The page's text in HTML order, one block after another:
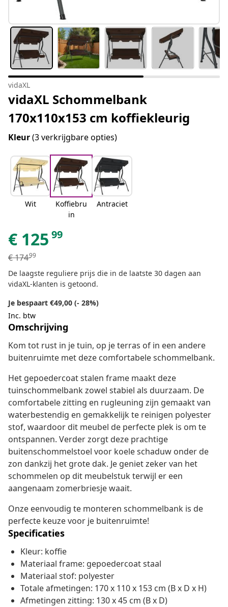
vidaXL
vidaXL Schommelbank
170x110x153 cm koffiekleurig
Kleur(3 verkrijgbare opties)
Wit
Koffiebru
in
Antraciet
€ 125 99
€17499
De laagste reguliere prijs die in de laatste 30 dagen aan
vidaXL-klanten is getoond.
Je bespaart €49,00 (- 28%)
Inc. btw
Omschrijving
Kom tot rust in je tuin, op je terras of in een andere
buitenruimte met deze comfortabele schommelbank.
Het gepoedercoat stalen frame maakt deze
tuinschommelbank zowel stabiel als duurzaam. De
comfortabele zitting en rugleuning zijn gemaakt van
waterbestendig en gemakkelijk te reinigen polyester
stof, waardoor dit meubel de perfecte plek is om te
ontspannen. Verder zorgt deze prachtige
buitenschommelstoel voor koele schaduw onder de
zon dankzij het grote dak. Je geniet zeker van het
schommelen op dit meubelstuk terwijl er een
aangenaam zomerbriesje waait.
Onze eenvoudig te monteren schommelbank is de
perfecte keuze voor je buitenruimte!
Specificaties
Kleur: koffie
Materiaal frame: gepoedercoat staal
Materiaal stof: polyester
Totale afmetingen: 170 x 110 x 153 cm (B x D x H)
Afmetingen zitting: 130 x 45 cm (B x D)